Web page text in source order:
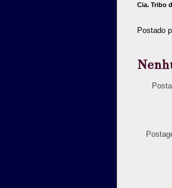
Cia. Tribo
Postado